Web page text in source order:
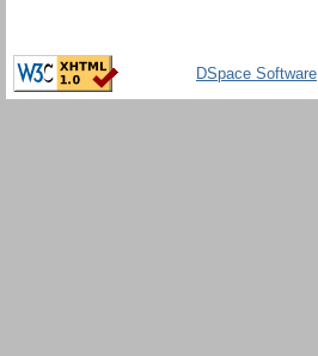
DSpace Software